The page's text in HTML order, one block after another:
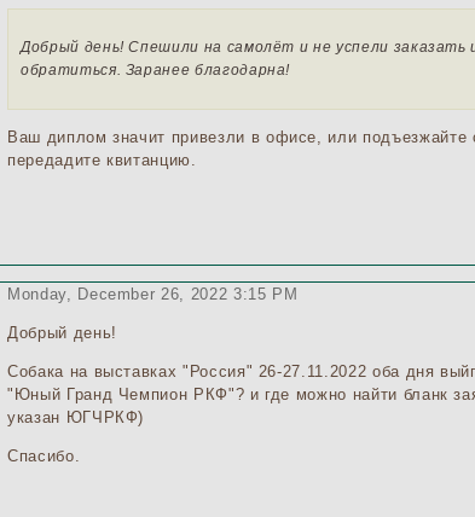
Добрый день! Спешили на самолёт и не успели заказать
обратиться. Заранее благодарна!
Ваш дипломзначит привезли в офисе, или подъезжайте
передадите квитанцию.
Monday, December 26, 2022 3:15 PM
Добрый день!
Собака на выставках "Россия" 26-27.11.2022 оба дня
"Юный Гранд Чемпион РКФ"? и где можно найти бланк
указан ЮГЧРКФ)
Спасибо.